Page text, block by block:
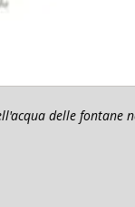
delle fontane